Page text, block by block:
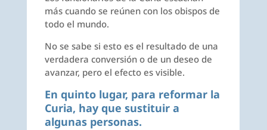
más cuando se reúnen con los obispos de
todo el mundo.
No se sabe si esto es el resultado de una
verdadera conversión o de un deseo de
avanzar, pero el efecto es visible.
En quinto lugar, para reformar la
Curia, hay que sustituir a
algunas personas.